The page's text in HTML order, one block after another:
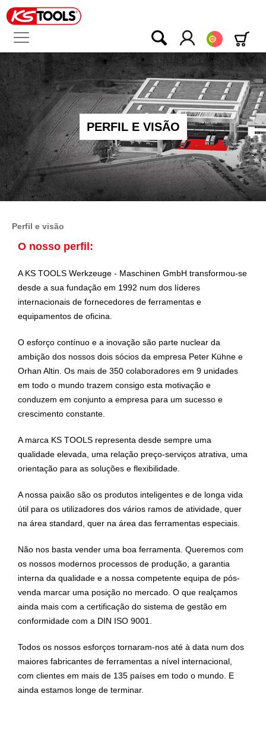
Português
PERFIL E VISÃO
Perfil e visão
O nosso perfil:
A KS TOOLS Werkzeuge - Maschinen GmbH transformou-se
desde a sua fundação em 1992 num dos líderes
internacionais de fornecedores de ferramentas e
equipamentos de oficina.
O esforço contínuo e a inovação são parte nuclear da
ambição dos nossos dois sócios da empresa Peter Kühne e
Orhan Altin. Os mais de 350 colaboradores em 9 unidades
em todo o mundo trazem consigo esta motivação e
conduzem em conjunto a empresa para um sucesso e
crescimento constante.
A marca KS TOOLS representa desde sempre uma
qualidade elevada, uma relação preço-serviços atrativa, uma
orientação para as soluções e flexibilidade.
A nossa paixão são os produtos inteligentes e de longa vida
útil para os utilizadores dos vários ramos de atividade, quer
na área standard, quer na área das ferramentas especiais.
Não nos basta vender uma boa ferramenta. Queremos com
os nossos modernos processos de produção, a garantia
interna da qualidade e a nossa competente equipa de pós-
venda marcar uma posição no mercado. O que realçamos
ainda mais com a certificação do sistema de gestão em
conformidade com a DIN ISO 9001.
Todos os nossos esforços tornaram-nos até à data num dos
maiores fabricantes de ferramentas a nível internacional,
com clientes em mais de 135 países em todo o mundo. E
ainda estamos longe de terminar.